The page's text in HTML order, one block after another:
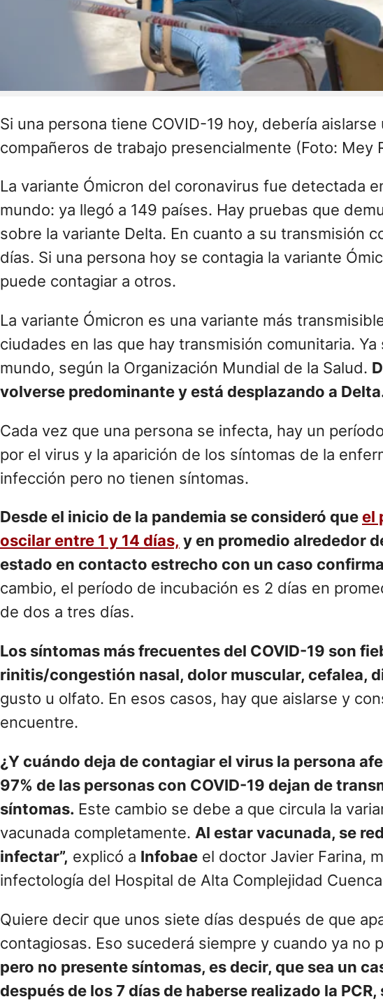
Si una persona tiene COVID-19 hoy, debería
compañeros de trabajo presencialmente (Foto: Mey
La variante Ómicron del coronavirus fue detectada
mundo: ya llegó a 149 países. Hay pruebas que
sobre la variante Delta. En cuanto a su transmisión
días. Si una persona hoy se contagia la variante
puede contagiar a otros.
La variante Ómicron es una variante más
ciudades en las que hay transmisión comunitaria.
mundo, según la Organización Mundial de la Salud.
volverse predominante y está desplazando a
Cada vez que una persona se infecta, hay un
por el virus y la aparición de los síntomas de la
infección pero no tienen síntomas.
Desde el inicio de la pandemia se consideró queel
oscilar entre 1 y 14 días, y en promedio alrededor
estado en contacto estrecho con un caso
cambio, el período de incubación es 2 días en
de dos a tres días.
Los síntomas más frecuentes del COVID-19 son
rinitis/congestión nasal, dolor muscular, cefalea,
gusto u olfato. En esos casos, hay que aislarse y
encuentre.
¿Y cuándo deja de contagiar el virus la persona
97% de las personas con COVID-19 dejan de
síntomas. Este cambio se debe a que circula la
vacunada completamente. Al estar vacunada, se
infectar”, explicó a Infobae el doctor Javier Farina,
infectología del Hospital de Alta Complejidad
Quiere decir que unos siete días después de que
contagiosas. Eso sucederá siempre y cuando ya no
pero no presente síntomas, es decir, que sea un
después de los 7 días de haberse realizado la